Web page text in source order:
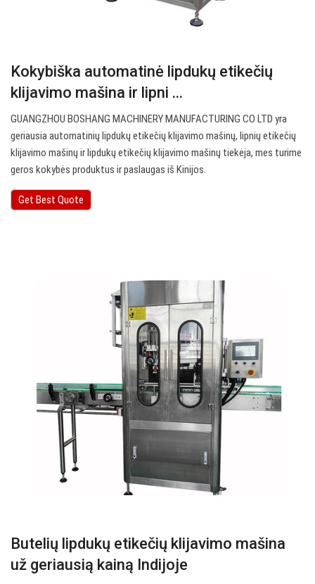
Kokybiška automatinė lipdukų etikečių
klijavimo mašina ir lipni ...
GUANGZHOU BOSHANG MACHINERY MANUFACTURING CO LTD yra
geriausia automatinių lipdukų etikečių klijavimo mašinų, lipnių etikečių
klijavimo mašinų ir lipdukų etikečių klijavimo mašinų tiekėja, mes turime
geros kokybės produktus ir paslaugas iš Kinijos.
Get Best Quote
Butelių lipdukų etikečių klijavimo mašina
už geriausią kainą Indijoje